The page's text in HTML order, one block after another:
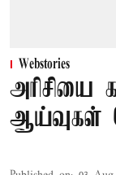
Webstories
அரிசியை
ஆய்வுகள்